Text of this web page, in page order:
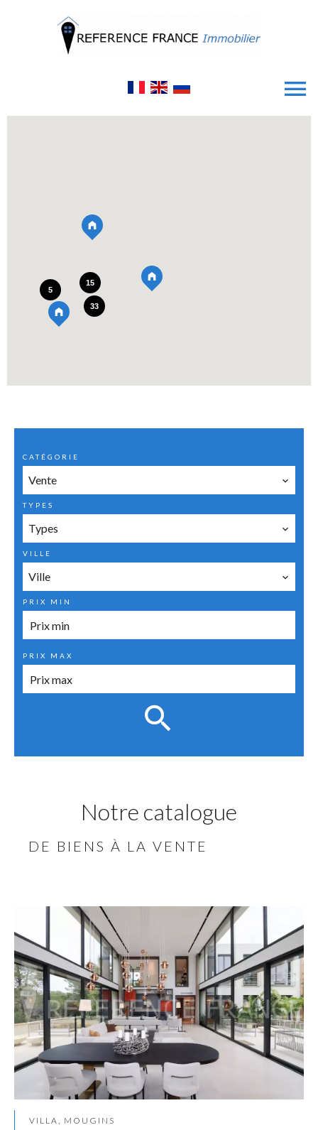
33
15
5
Notre catalogue
DE BIENS À LA VENTE
VILLA, MOUGINS
CATÉGORIE
Vente
TYPES
Types
VILLE
Ville
PRIX MIN
PRIX MAX